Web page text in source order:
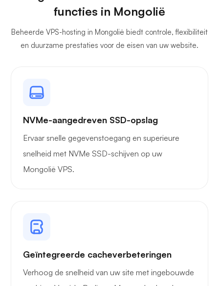
functies in Mongolië
Beheerde VPS-hosting in Mongolië biedt controle, flexibiliteit
en duurzame prestaties voor de eisen van uw website.
NVMe-aangedreven SSD-opslag
Ervaar snelle gegevenstoegang en superieure
snelheid met NVMe SSD-schijven op uw
Mongolië VPS.
Geïntegreerde cacheverbeteringen
Verhoog de snelheid van uw site met ingebouwde